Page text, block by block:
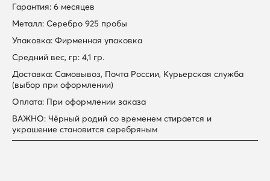
Гарантия: 6 месяцев
Металл: Серебро 925 пробы
Упаковка: Фирменная упаковка
Средний вес, гр: 4,1 гр.
Доставка: Самовывоз, Почта России, Курьерская служба
(выбор при оформлении)
Оплата: При оформлении заказа
ВАЖНО: Чёрный родий со временем стирается и
украшение становится серебряным